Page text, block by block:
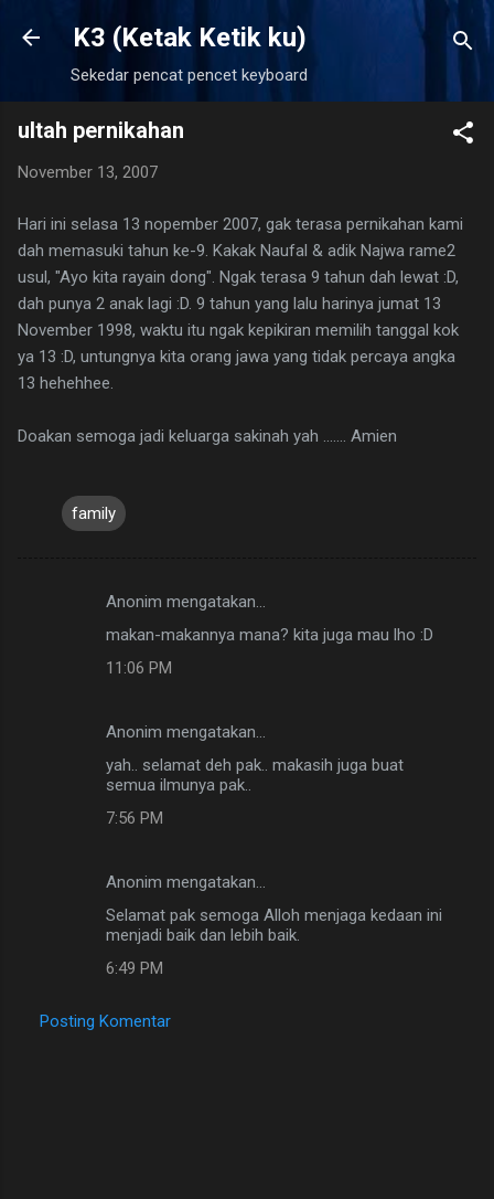
Langsung ke konten utama
K3 (Ketak Ketik ku)
Sekedar pencat pencet keyboard
ultah pernikahan
November 13, 2007
Hari ini selasa 13 nopember 2007, gak terasa pernikahan kami
dah memasuki tahun ke-9. Kakak Naufal & adik Najwa rame2
usul, "Ayo kita rayain dong". Ngak terasa 9 tahun dah lewat :D,
dah punya 2 anak lagi :D. 9 tahun yang lalu harinya jumat 13
November 1998, waktu itu ngak kepikiran memilih tanggal kok
ya 13 :D, untungnya kita orang jawa yang tidak percaya angka
13 hehehhee.
Doakan semoga jadi keluarga sakinah yah ....... Amien
family
Anonim mengatakan…
makan-makannya mana? kita juga mau lho :D
11:06 PM
Anonim mengatakan…
yah.. selamat deh pak.. makasih juga buat
semua ilmunya pak..
7:56 PM
Anonim mengatakan…
Selamat pak semoga Alloh menjaga kedaan ini
menjadi baik dan lebih baik.
6:49 PM
Posting Komentar